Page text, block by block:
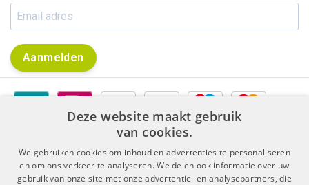
Aanmelden
Algemene voorwaarden | Disclaimer & Privacy Protocol |
Deze website maakt gebruik
van cookies.
We gebruiken cookies om inhoud en advertenties te personaliseren
en om ons verkeer te analyseren. We delen ook informatie over uw
gebruik van onze site met onze advertentie- en analysepartners, die